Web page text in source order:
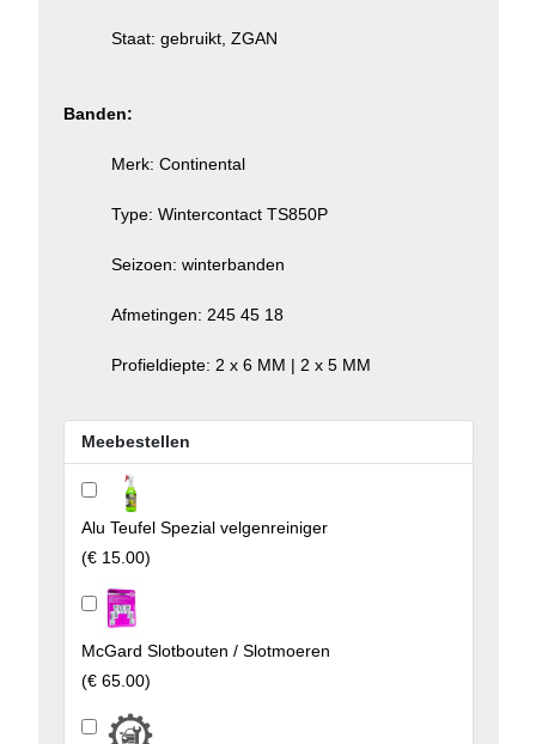
Staat: gebruikt, ZGAN
Banden:
Merk: Continental
Type: Wintercontact TS850P
Seizoen: winterbanden
Afmetingen: 245 45 18
Profieldiepte: 2 x 6 MM | 2 x 5 MM
Meebestellen
Alu Teufel Spezial velgenreiniger
(€ 15.00)
McGard Slotbouten / Slotmoeren
(€ 65.00)